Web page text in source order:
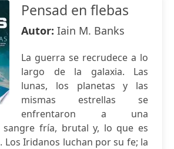
Pensad en flebas
Autor: Iain M. Banks
La guerra se recrudece a lo
largo de la galaxia. Las
lunas, los planetas y las
mismas estrellas se
enfrentaron a una
sangre fría, brutal y, lo que es
Los Iridanos luchan por su fe; la